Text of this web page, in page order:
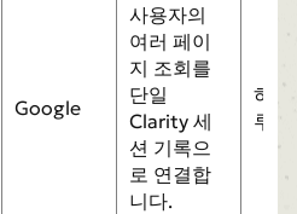
Google
사용자의
여러 페이
지 조회를
단일
Clarity 세
션 기록으
로 연결합
니다.
하
루